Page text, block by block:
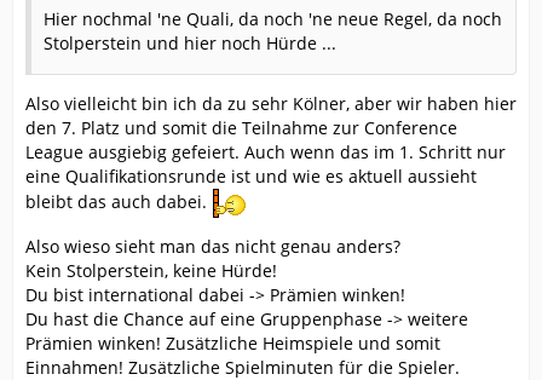
Hier nochmal 'ne Quali, da noch 'ne neue Regel, da noch
Stolperstein und hier noch Hürde ...
Also vielleicht bin ich da zu sehr Kölner, aber wir haben hier
den 7. Platz und somit die Teilnahme zur Conference
League ausgiebig gefeiert. Auch wenn das im 1. Schritt nur
eine Qualifikationsrunde ist und wie es aktuell aussieht
bleibt das auch dabei.
Also wieso sieht man das nicht genau anders?
Kein Stolperstein, keine Hürde!
Du bist international dabei -> Prämien winken!
Du hast die Chance auf eine Gruppenphase -> weitere
Prämien winken! Zusätzliche Heimspiele und somit
Einnahmen! Zusätzliche Spielminuten für die Spieler.